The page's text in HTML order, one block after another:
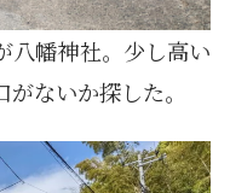
八幡神社。少し高い
ないか探した。